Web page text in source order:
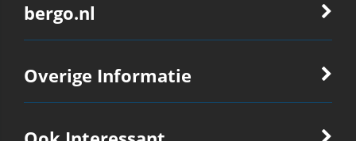
bergo.nl
Overige Informatie